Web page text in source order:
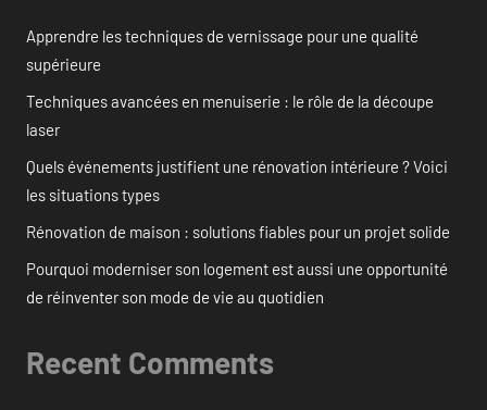
Apprendre les techniques de vernissage pour une qualité
supérieure
Techniques avancées en menuiserie : le rôle de la découpe
laser
Quels événements justifient une rénovation intérieure ? Voici
les situations types
Rénovation de maison : solutions fiables pour un projet solide
Pourquoi moderniser son logement est aussi une opportunité
de réinventer son mode de vie au quotidien
Recent Comments